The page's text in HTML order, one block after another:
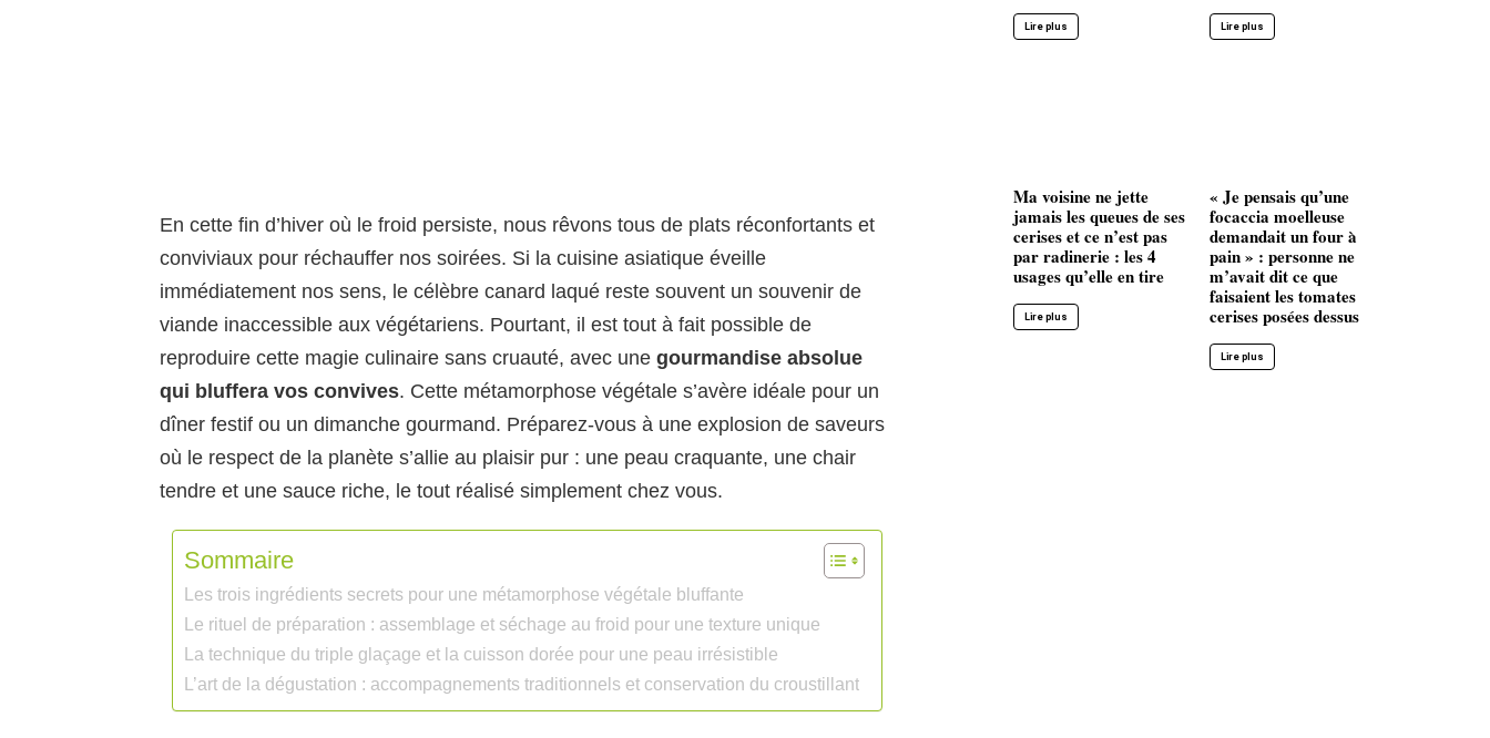
En cette fin d’hiver où le froid persiste, nous rêvons tous de plats réconfortants et
conviviaux pour réchauffer nos soirées. Si la cuisine asiatique éveille
immédiatement nos sens, le célèbre canard laqué reste souvent un souvenir de
viande inaccessible aux végétariens. Pourtant, il est tout à fait possible de
reproduire cette magie culinaire sans cruauté, avec une gourmandise absolue
qui bluffera vos convives. Cette métamorphose végétale s’avère idéale pour un
dîner festif ou un dimanche gourmand. Préparez-vous à une explosion de saveurs
où le respect de la planète s’allie au plaisir pur : une peau craquante, une chair
tendre et une sauce riche, le tout réalisé simplement chez vous.
Sommaire
Les trois ingrédients secrets pour une métamorphose végétale bluffante
Le rituel de préparation : assemblage et séchage au froid pour une texture unique
La technique du triple glaçage et la cuisson dorée pour une peau irrésistible
L’art de la dégustation : accompagnements traditionnels et conservation du croustillant
Lire plus Lire plus
Ma voisine ne jette
jamais les queues de ses
cerises et ce n’est pas
par radinerie : les 4
usages qu’elle en tire
Lire plus
« Je pensais qu’une
focaccia moelleuse
demandait un four à
pain » : personne ne
m’avait dit ce que
faisaient les tomates
cerises posées dessus
Lire plus